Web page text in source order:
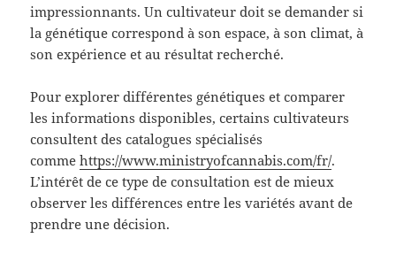
impressionnants. Un cultivateur doit se demander si
la génétique correspond à son espace, à son climat, à
son expérience et au résultat recherché.
Pour explorer différentes génétiques et comparer
les informations disponibles, certains cultivateurs
consultent des catalogues spécialisés
commehttps://www.ministryofcannabis.com/fr/.
L’intérêt de ce type de consultation est de mieux
observer les différences entre les variétés avant de
prendre une décision.